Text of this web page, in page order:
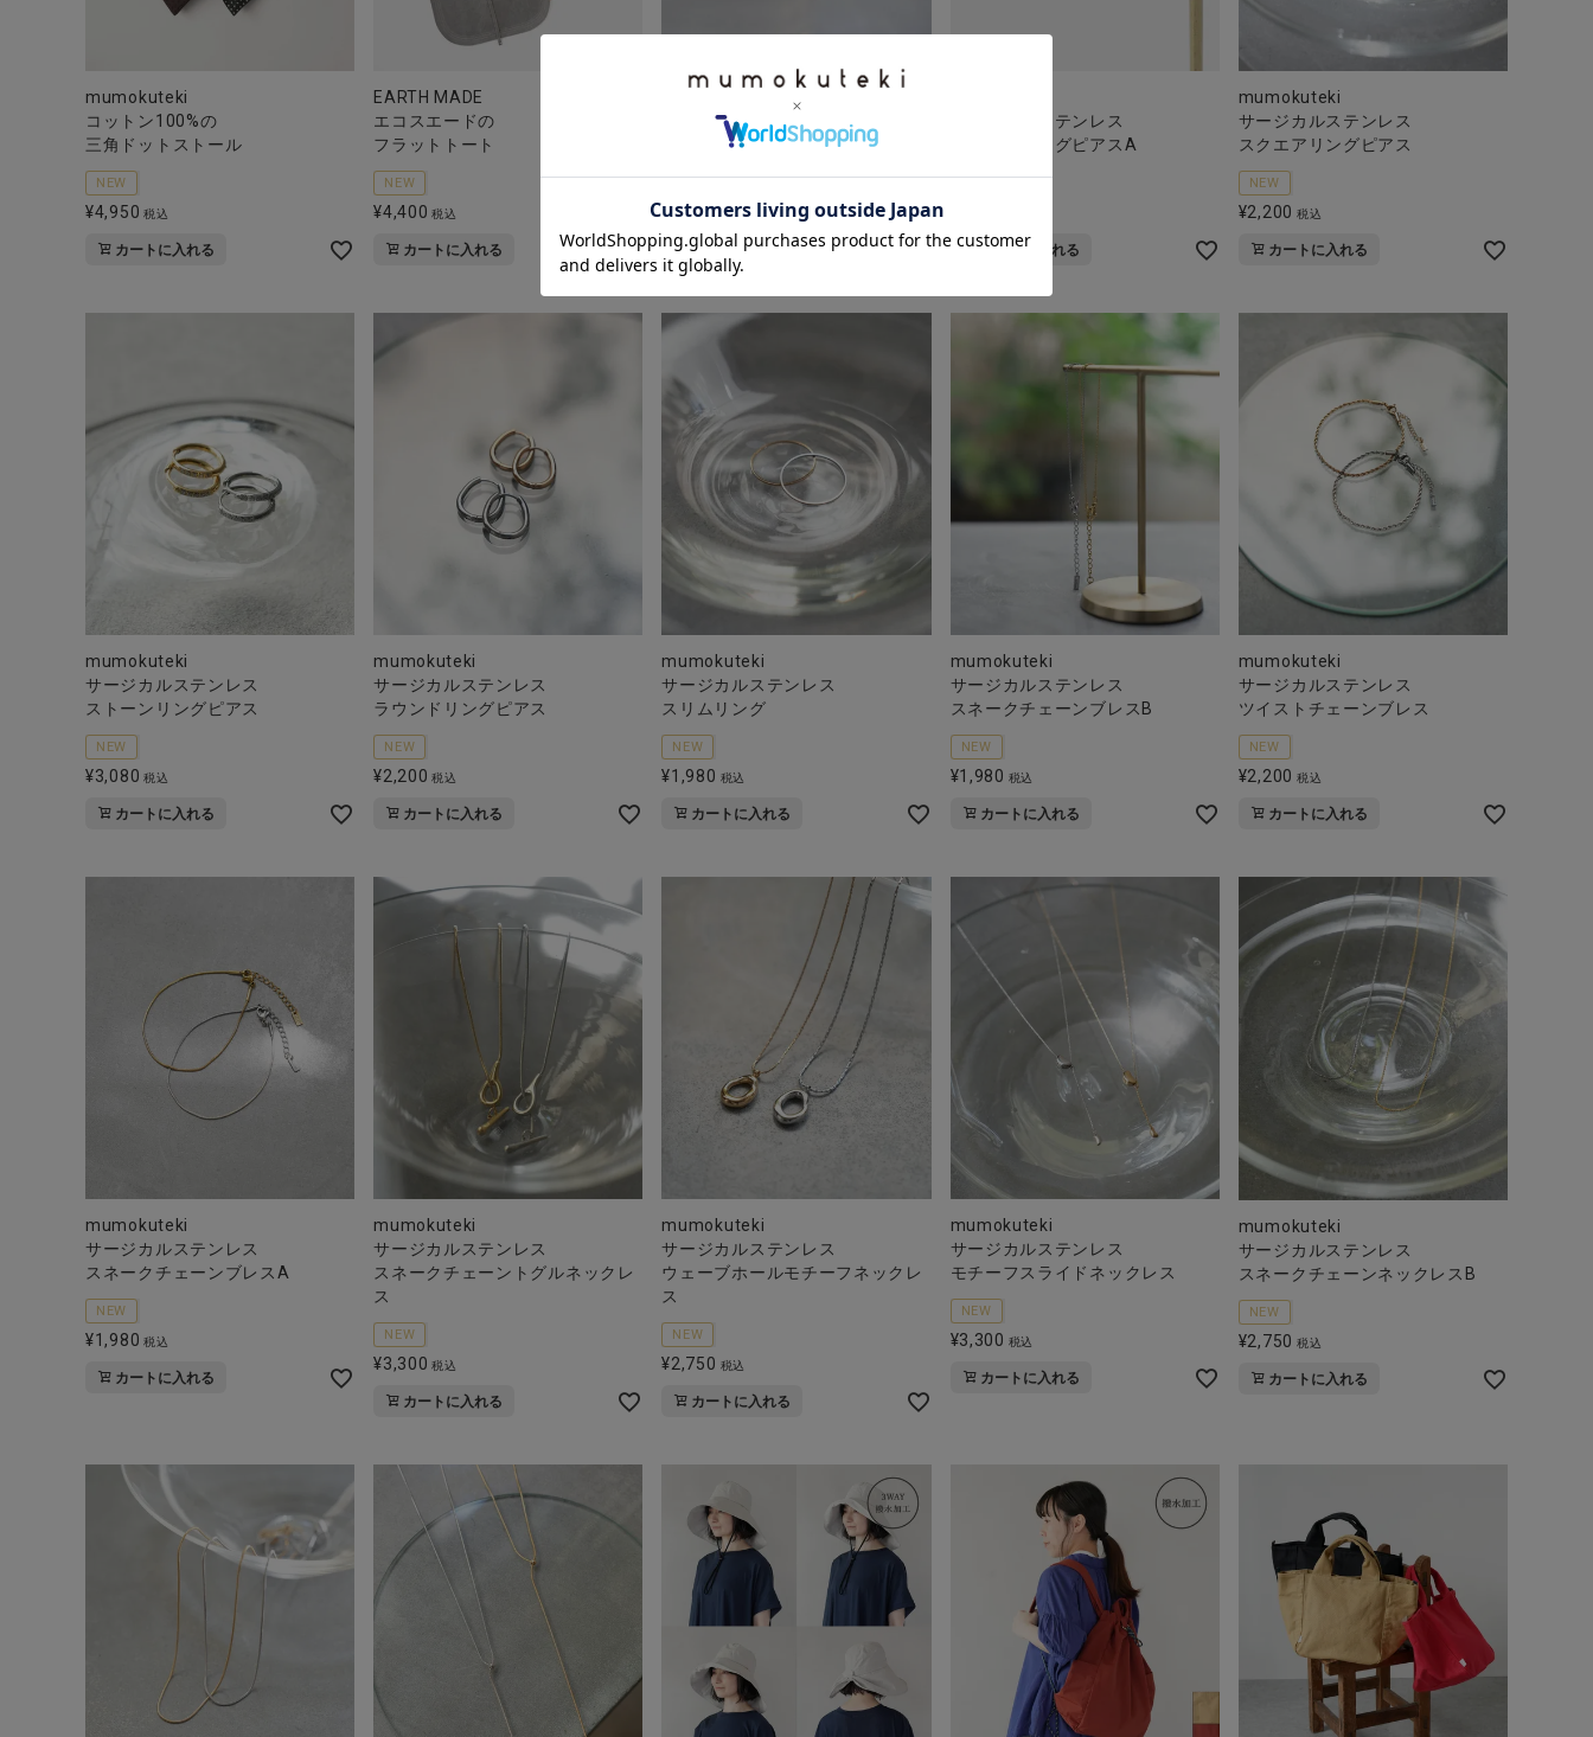
mumokuteki
コットン100%の
三角ドットストール
NEW
¥4,950 税込
カートに入れる
EARTH MADE
エコスエードの
フラットトート
NEW
¥4,400 税込
カートに入れる
サージカルステンレス
モチーフリングピアスB
¥2,750 税込
カートに入れる
サージカルステンレス
モチーフリングピアスA
カートに入れる
mumokuteki
サージカルステンレス
スクエアリングピアス
NEW
¥2,200 税込
カートに入れる
mumokuteki
サージカルステンレス
ストーンリングピアス
NEW
¥3,080 税込
カートに入れる
mumokuteki
サージカルステンレス
ラウンドリングピアス
NEW
¥2,200 税込
カートに入れる
mumokuteki
サージカルステンレス
スリムリング
NEW
¥1,980 税込
カートに入れる
mumokuteki
サージカルステンレス
スネークチェーンブレスB
NEW
¥1,980 税込
カートに入れる
mumokuteki
サージカルステンレス
ツイストチェーンブレス
NEW
¥2,200 税込
カートに入れる
mumokuteki
サージカルステンレス
スネークチェーンブレスA
NEW
¥1,980 税込
カートに入れる
mumokuteki
サージカルステンレス
スネークチェーントグルネックレ
ス
NEW
¥3,300 税込
カートに入れる
mumokuteki
サージカルステンレス
ウェーブホールモチーフネックレ
ス
NEW
¥2,750 税込
カートに入れる
mumokuteki
サージカルステンレス
モチーフスライドネックレス
NEW
¥3,300 税込
カートに入れる
mumokuteki
サージカルステンレス
スネークチェーンネックレスB
NEW
¥2,750 税込
カートに入れる